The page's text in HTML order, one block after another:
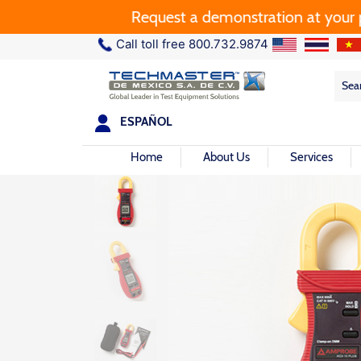
Request a demonstration at your plant.
Call toll free 800.732.9874
ESPAÑOL
Home About Us Services